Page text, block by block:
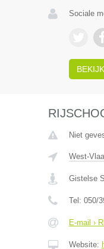
Sociale
Niet
West-
Gistelse
Tel: 050/
E-mail ›
Website: